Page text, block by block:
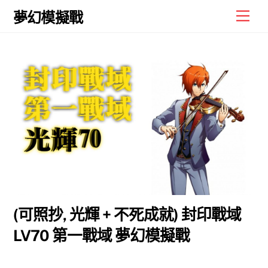
Skip
夢幻模擬戰
(可照抄, 光輝 + 不死成就) 封印戰域
LV70 第一戰域 夢幻模擬戰